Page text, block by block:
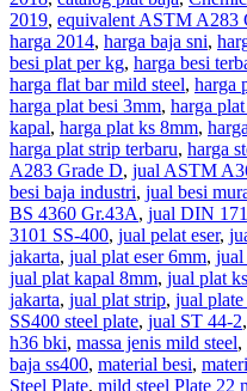
2019, equivalent ASTM A283
harga 2014, harga baja sni,
besi plat per kg, harga besi
harga flat bar mild steel, harga
harga plat besi 3mm, harga
kapal, harga plat ks 8mm,
harga plat strip terbaru, harga
A283 Grade D, jual ASTM
besi baja industri, jual besi
BS 4360 Gr.43A, jual DIN
3101 SS-400, jual pelat eser,
jakarta, jual plat eser 6mm, jual
jual plat kapal 8mm, jual plat
jakarta, jual plat strip, jual
SS400 steel plate, jual ST 44-2,
h36 bki, massa jenis mild steel,
baja ss400, material besi,
Steel Plate, mild steel Plate 22